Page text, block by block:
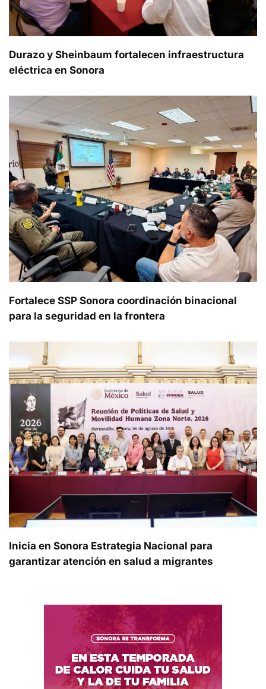
Durazo y Sheinbaum fortalecen infraestructura
eléctrica en Sonora
Fortalece SSP Sonora coordinación binacional
para la seguridad en la frontera
Inicia en Sonora Estrategia Nacional para
garantizar atención en salud a migrantes